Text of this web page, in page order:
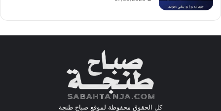
كل الحقوق محفوظة لموقع صباح طنجة